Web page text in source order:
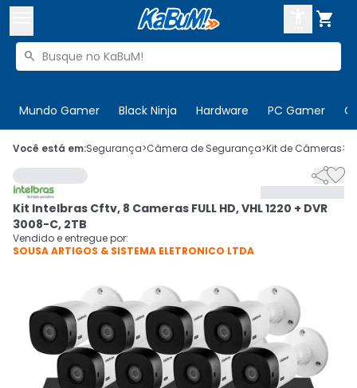

Buscar produtos

Mundo Gamer Black Ninja Hardware PC Gamer
 Olá. Acesse sua conta
 Departamentos
Cupons
Mais Vendidos
Ativar tradutor em libras
CADASTRE-SE
Você está em:Segurança>Câmera de Segurança>Kit de Câmeras>

Kit Intelbras Cftv, 8 Cameras FULL HD, VHL 1220 + DVR
3008-C, 2TB
Vendido e entregue por:
SOUSA ARTIGOS & SISTEMA ELETRONICO LTDA